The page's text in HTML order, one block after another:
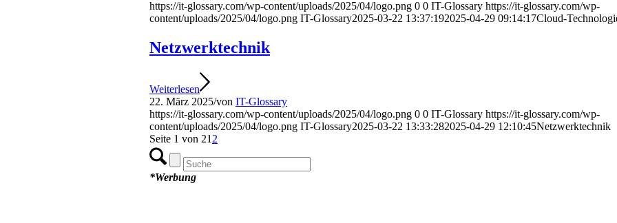
https://it-glossary.com/wp-content/uploads/2025/04/logo.png 0 0 IT-Glossary https://it-glossary.com/wp-
content/uploads/2025/04/logo.png IT-Glossary2025-03-22 13:37:192025-04-29 09:14:17Cloud-
Netzwerktechnik
Weiterlesen
22. März 2025/von IT-Glossary
https://it-glossary.com/wp-content/uploads/2025/04/logo.png 0 0 IT-Glossary https://it-glossary.com/wp-
content/uploads/2025/04/logo.png IT-Glossary2025-03-22 13:33:282025-04-29 12:10:45Netzwerktechnik
Seite 1 von 21 2
*Werbung